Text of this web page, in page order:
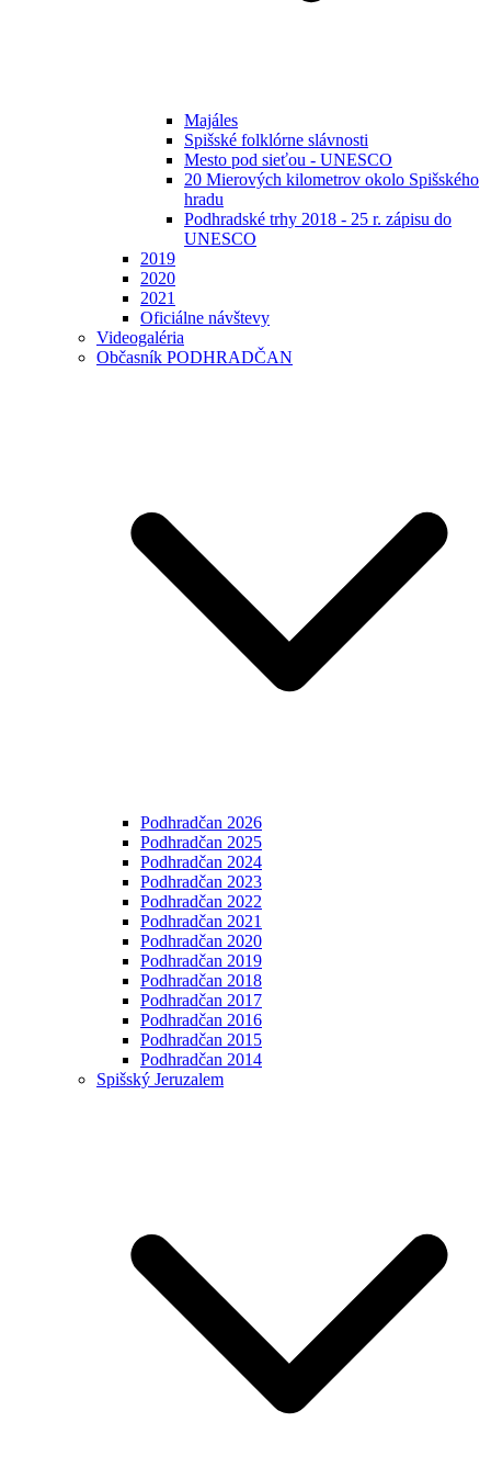
Majáles
Spišské folklórne slávnosti
Mesto pod sieťou - UNESCO
20 Mierových kilometrov okolo Spišského
hradu
Podhradské trhy 2018 - 25 r. zápisu do
UNESCO
2019
2020
2021
Oficiálne návštevy
Videogaléria
Občasník PODHRADČAN
Podhradčan 2026
Podhradčan 2025
Podhradčan 2024
Podhradčan 2023
Podhradčan 2022
Podhradčan 2021
Podhradčan 2020
Podhradčan 2019
Podhradčan 2018
Podhradčan 2017
Podhradčan 2016
Podhradčan 2015
Podhradčan 2014
Spišský Jeruzalem